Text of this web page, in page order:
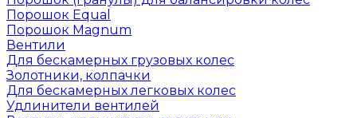
Порошок Equal
Порошок Magnum
Вентили
Для бескамерных грузовых колес
Золотники, колпачки
Для бескамерных легковых колес
Удлинители вентилей